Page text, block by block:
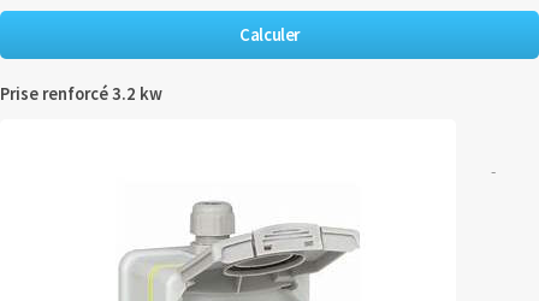
Prise renforcé 3.2 kw
-